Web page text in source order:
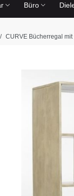
Büro
CURVE Bücherregal mit